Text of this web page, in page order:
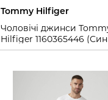
Tommy Hilfiger
Чоловічі джинси
Hilfiger 1160365446
32L)
32W 32L
Купить